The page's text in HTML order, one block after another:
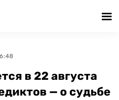
в 22 августа
— о судьбе